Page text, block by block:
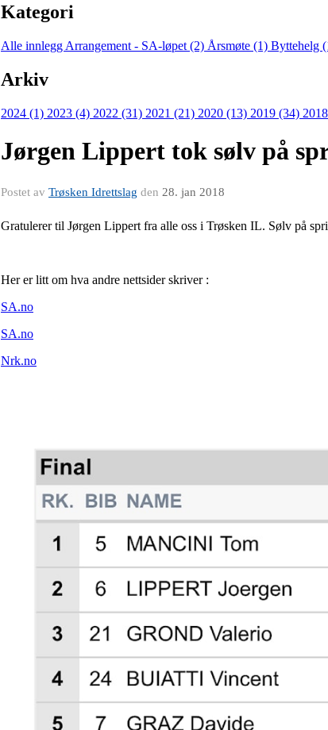
Kategori
Alle innlegg Arrangement - SA-løpet (2) Årsmøte (1) Byttehelg
Arkiv
2024 (1) 2023 (4) 2022 (31) 2021 (21) 2020 (13) 2019 (34)
Jørgen Lippert tok sølv på
Postet av Trøsken Idrettslag den 28. jan 2018
Gratulerer til Jørgen Lippert fra alle oss i Trøsken IL. Sølv på
Her er litt om hva andre nettsider skriver :
SA.no
SA.no
Nrk.no